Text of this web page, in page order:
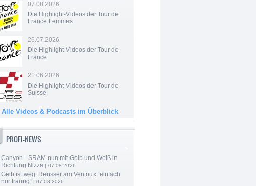
07.08.2026
Die Highlight-Videos der Tour de
France Femmes
26.07.2026
Die Highlight-Videos der Tour de
France
21.06.2026
Die Highlight-Videos der Tour de
Suisse
Alle Videos & Podcasts im Überblick
PROFI-NEWS
Canyon - SRAM nun mit Gelb und Weiß in
Richtung Nizza | 07.08.2026
Gelb ist weg: Reusser am Ventoux “einfach
nur traurig“ | 07.08.2026